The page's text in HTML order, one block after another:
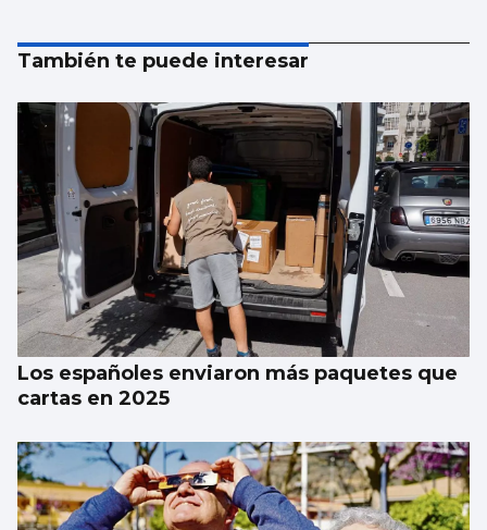
También te puede interesar
Los españoles enviaron más paquetes que
cartas en 2025